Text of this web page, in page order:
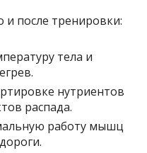
после тренировки:
тела и
нутриентов
распада.
работу мышц